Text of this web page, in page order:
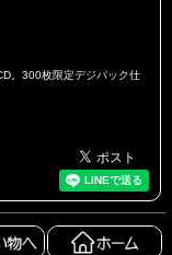
。300枚限定デジパック仕